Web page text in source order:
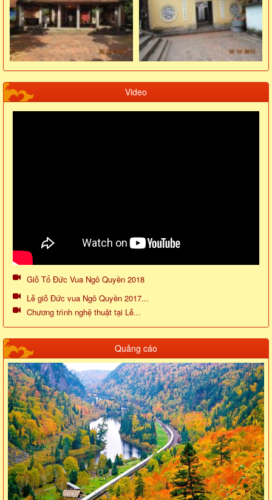
Video
Giỗ Tổ Đức Vua Ngô Quyền 2018
Lễ giỗ Đức vua Ngô Quyền 2017...
Chương trình nghệ thuật tại Lễ...
Quảng cáo